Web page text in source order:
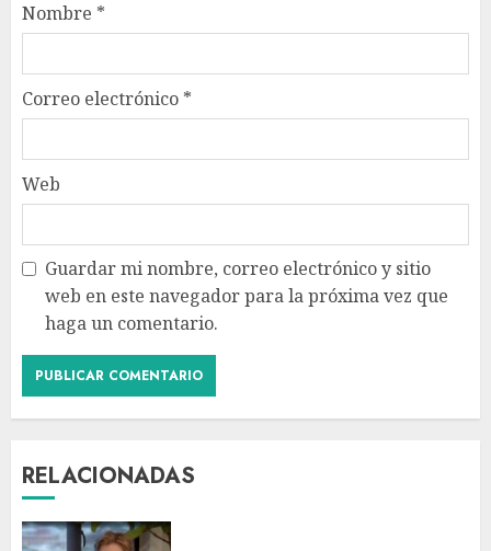
Nombre *
Correo electrónico *
Web
Guardar mi nombre, correo electrónico y sitio
web en este navegador para la próxima vez que
haga un comentario.
RELACIONADAS